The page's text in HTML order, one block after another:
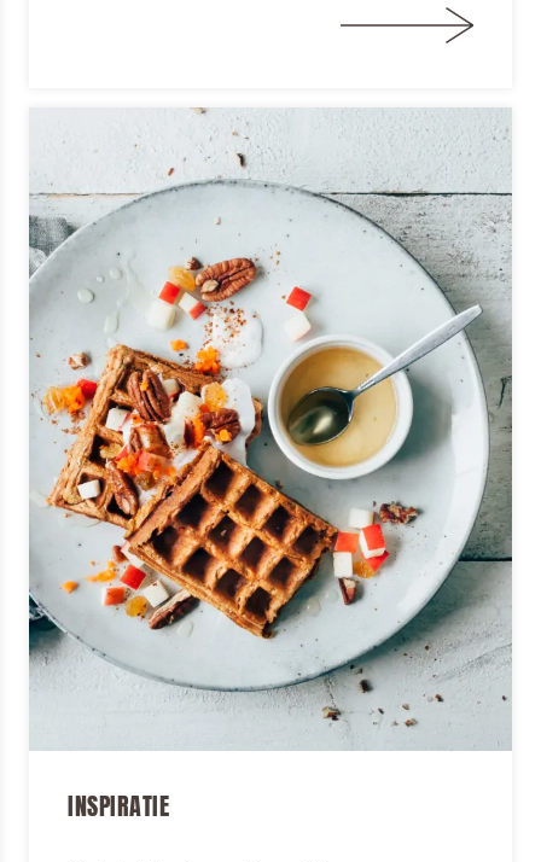
INSPIRATIE
Om spam te bestrijden, selecteer hieronder de
afbeelding van de
Kwarktaart
Ik ben een horeca professional
Door op versturen te klikken, ga je akkoord met onze voorwaarden.
VERSTUREN